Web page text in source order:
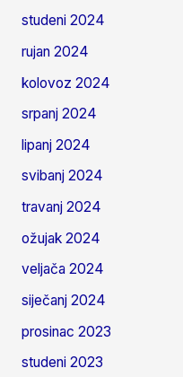
studeni 2024
rujan 2024
kolovoz 2024
srpanj 2024
lipanj 2024
svibanj 2024
travanj 2024
ožujak 2024
veljača 2024
siječanj 2024
prosinac 2023
studeni 2023